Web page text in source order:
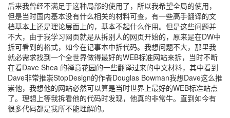
后来我曾经不满足于这种局部的使用了，所以我希望全局的使用，
但是当时国内基本没有什么相关的材料可查，有一些高手翻译的文
档基本上还是理论层面上的，基本不起什么作用。但是这些问题并
不大，由于我学习网页就是从拆别人的网页开始的，原来是在DW中
拆可看到的格式，如今在记事本中拆代码。我想问题不大，那里我
就必需求找到一个全世界做得最好的WEB标准网站来拆，当时不断
在看Dave Shea 的禅意花园的一些翻译过来的中文材料，其中看到
Dave非常推崇StopDesign的作者Douglas Bowman我想Dave这么推
崇他，我想他的网站必然可以算是当时世界上最好的WEB标准站点
了。理想上等我拆看他的代码时发现，他真的非常牛。直到如今有
很多代码都是我所不能理解的。